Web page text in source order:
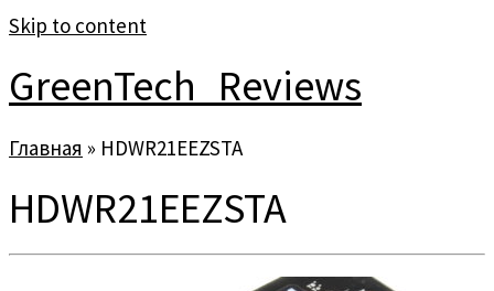
Skip to content
GreenTech_Reviews
Главная » HDWR21EEZSTA
HDWR21EEZSTA